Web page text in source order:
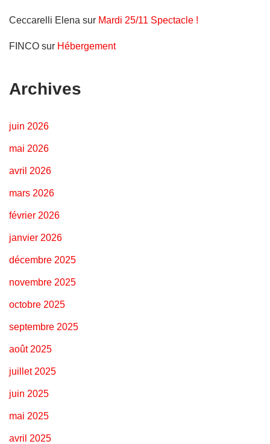
Ceccarelli Elena sur Mardi 25/11 Spectacle !
FINCO sur Hébergement
Archives
juin 2026
mai 2026
avril 2026
mars 2026
février 2026
janvier 2026
décembre 2025
novembre 2025
octobre 2025
septembre 2025
août 2025
juillet 2025
juin 2025
mai 2025
avril 2025